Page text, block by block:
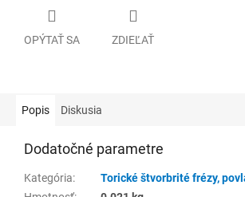
OPÝTAŤ SA ZDIEĽAŤ
Popis Diskusia
Dodatočné parametre
Kategória:
Torické štvorbrité frézy,